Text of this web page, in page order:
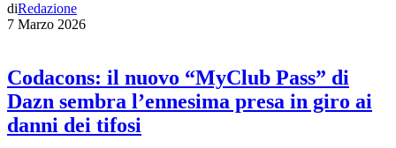
diRedazione
7 Marzo 2026
Codacons: il nuovo “MyClub Pass” di
Dazn sembra l’ennesima presa in giro ai
danni dei tifosi